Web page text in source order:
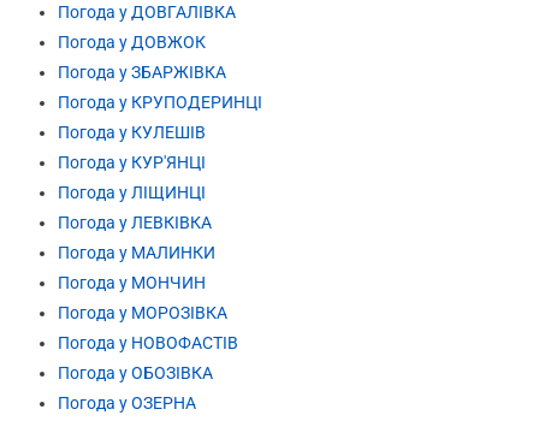
Погода у ДОВГАЛІВКА
Погода у ДОВЖОК
Погода у ЗБАРЖІВКА
Погода у КРУПОДЕРИНЦІ
Погода у КУЛЕШІВ
Погода у КУР'ЯНЦІ
Погода у ЛІЩИНЦІ
Погода у ЛЕВКІВКА
Погода у МАЛИНКИ
Погода у МОНЧИН
Погода у МОРОЗІВКА
Погода у НОВОФАСТІВ
Погода у ОБОЗІВКА
Погода у ОЗЕРНА